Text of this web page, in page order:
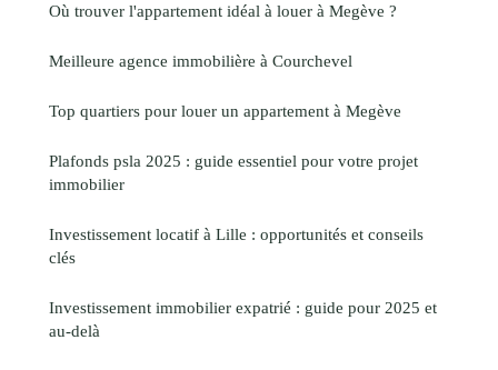
Où trouver l'appartement idéal à louer à Megève ?
Meilleure agence immobilière à Courchevel
Top quartiers pour louer un appartement à Megève
Plafonds psla 2025 : guide essentiel pour votre projet
immobilier
Investissement locatif à Lille : opportunités et conseils
clés
Investissement immobilier expatrié : guide pour 2025 et
au-delà